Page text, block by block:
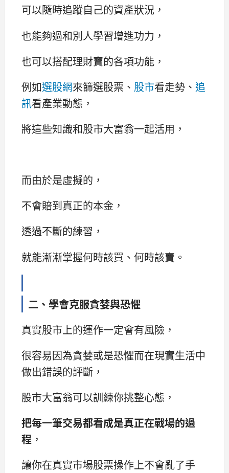
可以隨時追蹤自己的資產狀況，
也能夠過和別人學習增進功力，
也可以搭配理財寶的各項功能，
例如選股網來篩選股票、 股市看走勢、 追
訊看產業動態，
將這些知識和股市大富翁一起活用，
而由於是虛擬的，
不會賠到真正的本金，
透過不斷的練習，
就能漸漸掌握何時該買、何時該賣。
二、學會克服貪婪與恐懼
真實股市上的運作一定會有風險，
很容易因為貪婪或是恐懼而在現實生活中
做出錯誤的評斷，
股市大富翁可以訓練你挑整心態，
把每一筆交易都看成是真正在戰場的過
程 ，
讓你在真實市場股票操作上不會亂了手